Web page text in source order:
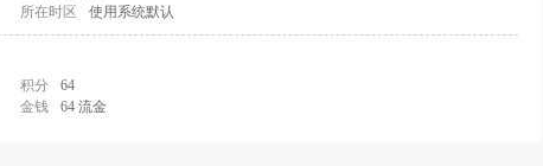
所在时区 使用系统默认
积分
64
金钱 64 流金